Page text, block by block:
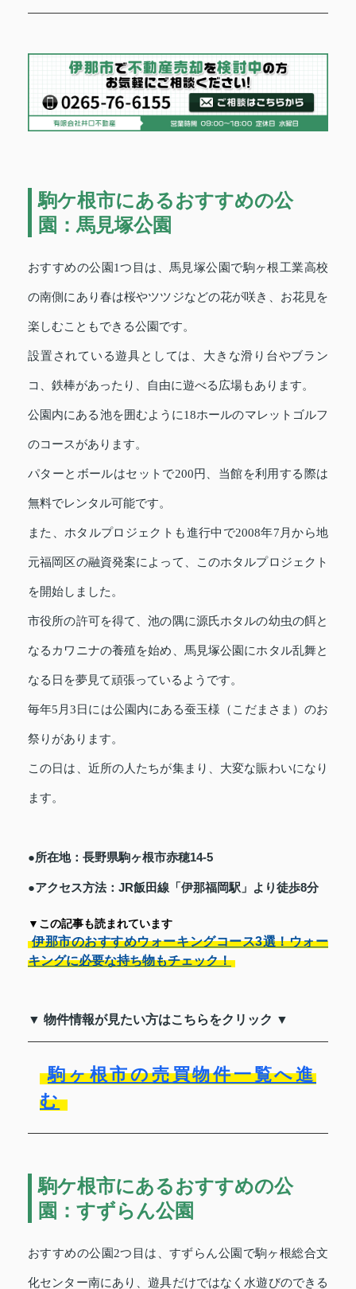
駒ケ根市にあるおすすめの公
園：馬見塚公園
おすすめの公園1つ目は、馬見塚公園で駒ヶ根工業高校
の南側にあり春は桜やツツジなどの花が咲き、お花見を
楽しむこともできる公園です。
設置されている遊具としては、大きな滑り台やブラン
コ、鉄棒があったり、自由に遊べる広場もあります。
公園内にある池を囲むように18ホールのマレットゴルフ
のコースがあります。
パターとボールはセットで200円、当館を利用する際は
無料でレンタル可能です。
また、ホタルプロジェクトも進行中で2008年7月から地
元福岡区の融資発案によって、このホタルプロジェクト
を開始しました。
市役所の許可を得て、池の隅に源氏ホタルの幼虫の餌と
なるカワニナの養殖を始め、馬見塚公園にホタル乱舞と
なる日を夢見て頑張っているようです。
毎年5月3日には公園内にある蚕玉様（こだまさま）のお
祭りがあります。
この日は、近所の人たちが集まり、大変な賑わいになり
ます。
●所在地：長野県駒ヶ根市赤穂14-5
●アクセス方法：JR飯田線「伊那福岡駅」より徒歩8分
▼この記事も読まれています
伊那市のおすすめウォーキングコース3選！ウォー
キングに必要な持ち物もチェック！
▼ 物件情報が見たい方はこちらをクリック ▼
駒ヶ根市の売買物件一覧へ進
む
駒ケ根市にあるおすすめの公
園：すずらん公園
おすすめの公園2つ目は、すずらん公園で駒ヶ根総合文
化センター南にあり、遊具だけではなく水遊びのできる